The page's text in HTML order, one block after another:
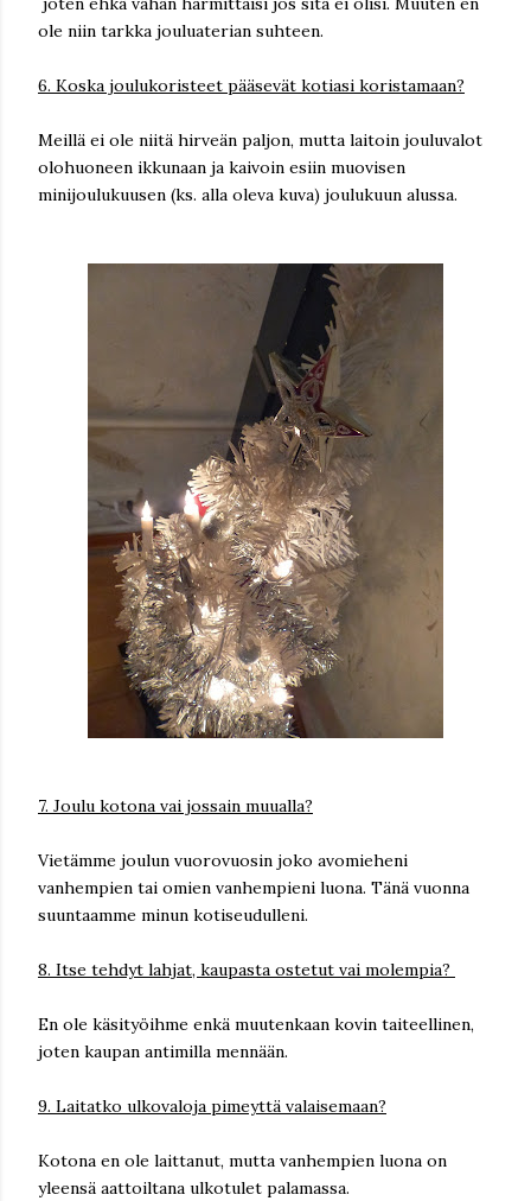
ole niin tarkka jouluaterian suhteen.
6. Koska joulukoristeet pääsevät kotiasi koristamaan?
Meillä ei ole niitä hirveän paljon, mutta laitoin jouluvalot
olohuoneen ikkunaan ja kaivoin esiin muovisen
minijoulukuusen (ks. alla oleva kuva) joulukuun alussa.
7. Joulu kotona vai jossain muualla?
Vietämme joulun vuorovuosin joko avomieheni
vanhempien tai omien vanhempieni luona. Tänä vuonna
suuntaamme minun kotiseudulleni.
8. Itse tehdyt lahjat, kaupasta ostetut vai molempia?
En ole käsityöihme enkä muutenkaan kovin taiteellinen,
joten kaupan antimilla mennään.
9. Laitatko ulkovaloja pimeyttä valaisemaan?
Kotona en ole laittanut, mutta vanhempien luona on
yleensä aattoiltana ulkotulet palamassa.